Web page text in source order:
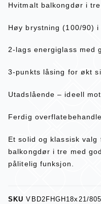
Hvitmalt balkongdør i
Høy brystning (100/90)
2-lags energiglass med
3-punkts låsing for økt
Utadslående – ideell
Ferdig
Et solid og klassisk
balkongdør i tre med
pålitelig funksjon.
SKUVBD2FHGH18x21/